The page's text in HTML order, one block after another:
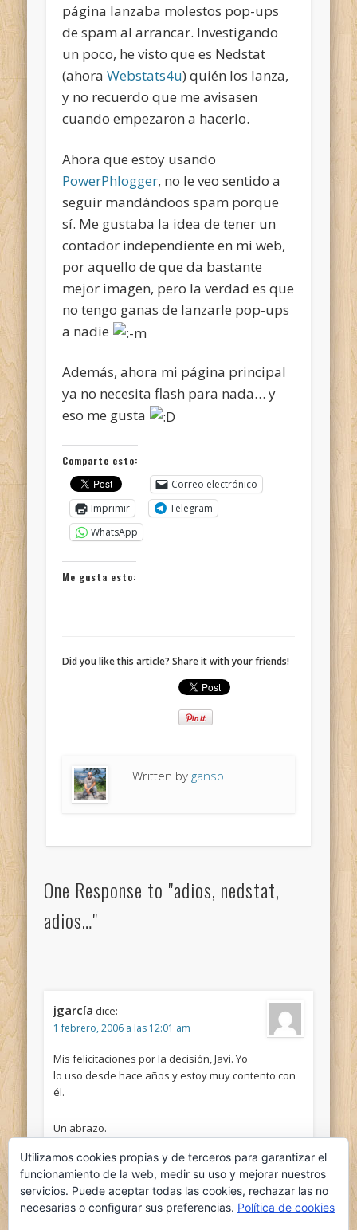
página lanzaba molestos pop-ups
de spam al arrancar. Investigando
un poco, he visto que es Nedstat
(ahoraWebstats4u) quién los lanza,
y no recuerdo que me avisasen
cuando empezaron a hacerlo.
Ahora que estoy usando
PowerPhlogger, no le veo sentido a
seguir mandándoos spam porque
sí. Me gustaba la idea de tener un
contador independiente en mi web,
por aquello de que da bastante
mejor imagen, pero la verdad es que
no tengo ganas de lanzarle pop-ups
a nadie
Además, ahora mi página principal
ya no necesita flash para nada… y
eso me gusta
Comparte esto:
Correo electrónico
Imprimir
Telegram
WhatsApp
Me gusta esto:
Did you like this article? Share it with your friends!
Written by ganso
One Response to "adios, nedstat,
adios…"
jgarcía dice:
1 febrero, 2006 a las 12:01 am
Mis felicitaciones por la decisión, Javi. Yo
lo uso desde hace años y estoy muy contento con
él.
Un abrazo.
Utilizamos cookies propias y de terceros para garantizar el
funcionamiento de la web, medir su uso y mejorar nuestros
servicios. Puede aceptar todas las cookies, rechazar las no
necesarias o configurar sus preferencias. Política de cookies